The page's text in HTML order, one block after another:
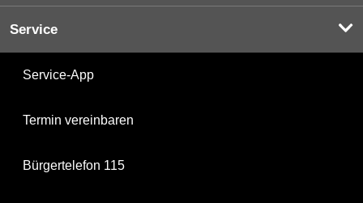
Service
Service-App
Termin vereinbaren
Bürgertelefon 115